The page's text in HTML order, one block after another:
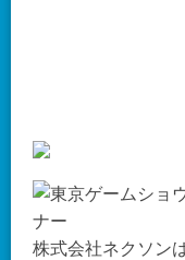
株式会社ネクソン